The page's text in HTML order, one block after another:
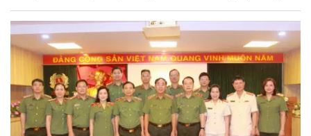
Trung ương, Thứ trưởng Bộ Công an dự và phát biểu chỉ
đạo tại hội nghị.